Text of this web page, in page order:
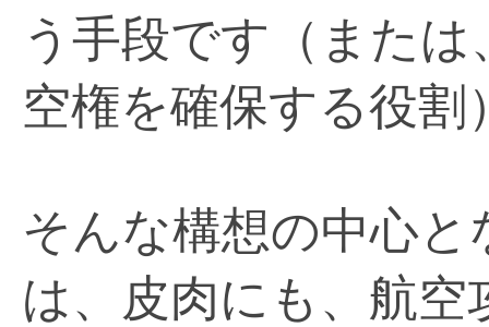
う手段です（また
空権を確保する役割
そんな構想の中心
は、皮肉にも、航